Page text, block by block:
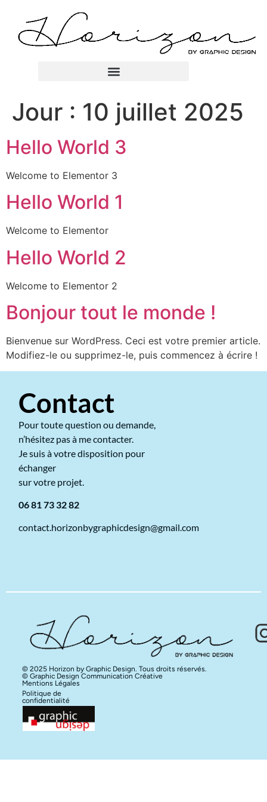
Jour : 10 juillet 2025
Hello World 3
Welcome to Elementor 3
Hello World 1
Welcome to Elementor
Hello World 2
Welcome to Elementor 2
Bonjour tout le monde !
Bienvenue sur WordPress. Ceci est votre premier article.
Modifiez-le ou supprimez-le, puis commencez à écrire !
Contact
Pour toute question ou demande,
n’hésitez pas à me contacter.
Je suis à votre disposition pour
échanger
sur votre projet.
06 81 73 32 82
contact.horizonbygraphicdesign@gmail.com
© 2025 Horizon by Graphic Design. Tous droits réservés.
© Graphic Design Communication Créative
Mentions Légales
Politique de
confidentialité